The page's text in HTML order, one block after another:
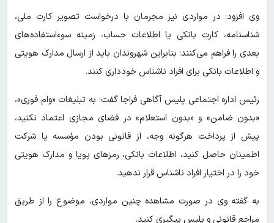
وی افزود: در مواردی نیز مجرمان با درخواست تصویر کارت ملی،
شناسنامه، کارت بانکی یا اطلاعات حساب، زمینه سوءاستفاده‌های
بعدی را فراهم می‌کنند؛ بنابراین شهروندان باید از ارسال مدارک هویتی
و اطلاعات بانکی برای افراد ناشناس خودداری کنند.
رئیس اداره اجتماعی پلیس آگاهی فراجا گفت: به تبلیغات «وام فوری»،
«بدون ضامن» و «بدون استعلام» در فضای مجازی اعتماد نکنید،
پیش از پرداخت هرگونه وجه، از قانونی بودن مؤسسه یا شرکت
اطمینان حاصل کنید، اطلاعات بانکی، رمزهای پویا و مدارک هویتی
خود را در اختیار افراد ناشناس قرار ندهید.
به گفته وی در صورت مشاهده چنین مواردی، موضوع را از طریق
مراجع قانونی و پلیس پیگیری کنید.